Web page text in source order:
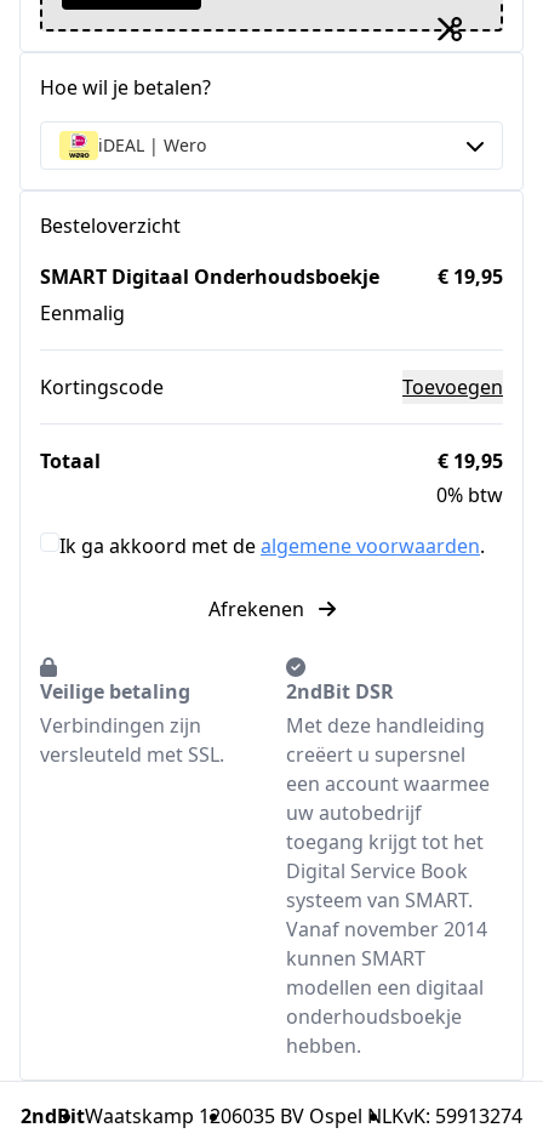
Hoe wil je betalen?
iDEAL | Wero
Besteloverzicht
SMART Digitaal Onderhoudsboekje
Eenmalig
€ 19,95
Kortingscode Toevoegen
Totaal
€ 19,95
0% btw
Ik ga akkoord met dealgemene voorwaarden.
Afrekenen
Veilige betaling
Verbindingen zijn
versleuteld met SSL.
2ndBit DSR
Met deze handleiding
creëert u supersnel
een account waarmee
uw autobedrijf
toegang krijgt tot het
Digital Service Book
systeem van SMART.
Vanaf november 2014
kunnen SMART
modellen een digitaal
onderhoudsboekje
hebben.
2ndBitWaatskamp 1206035 BV Ospel NLKvK: 59913274